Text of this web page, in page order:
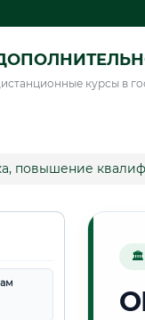
курсы в
повышение
🏛